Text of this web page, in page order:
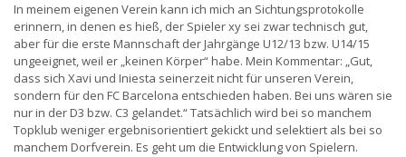
In meinem eigenen Verein kann ich mich an Sichtungsprotokolle
erinnern, in denen es hieß, der Spieler xy sei zwar technisch gut,
aber für die erste Mannschaft der Jahrgänge U12/13 bzw. U14/15
ungeeignet, weil er „keinen Körper“ habe. Mein Kommentar: „Gut,
dass sich Xavi und Iniesta seinerzeit nicht für unseren Verein,
sondern für den FC Barcelona entschieden haben. Bei uns wären sie
nur in der D3 bzw. C3 gelandet.“ Tatsächlich wird bei so manchem
Topklub weniger ergebnisorientiert gekickt und selektiert als bei so
manchem Dorfverein. Es geht um die Entwicklung von Spielern.